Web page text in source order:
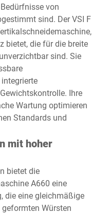
von
sind. Der VSI F
bietet, die für die breite
sind. Sie
Ihre
Wartung optimieren
Standards und
mit hoher
bietet die
A660 eine
die eine gleichmäßige
Würsten